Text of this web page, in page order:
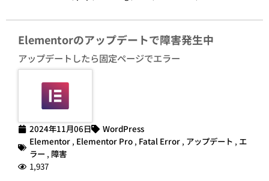
Elementorのアップデートで障害発生中
アップデートしたら固定ページでエラー
2024年11月06日
WordPress
Elementor , Elementor Pro , Fatal Error , アップデート , エ
ラー , 障害
1,937